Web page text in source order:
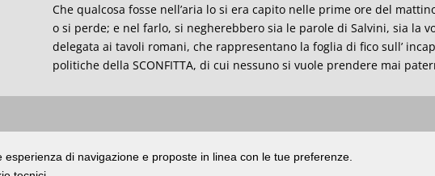
Che qualcosa fosse nell’aria lo si era capito nelle prime ore del
o si perde; e nel farlo, si negherebbero sia le parole di Salvini, sia la
delegata ai tavoli romani, che rappresentano la foglia di fico sull’
politiche della SCONFITTA, di cui nessuno si vuole prendere mai
testata registrata presso il Tribunale di Rimini|registrazione n. 2 /28/02/2012|© 2024
di navigazione e proposte in linea con le tue preferenze.